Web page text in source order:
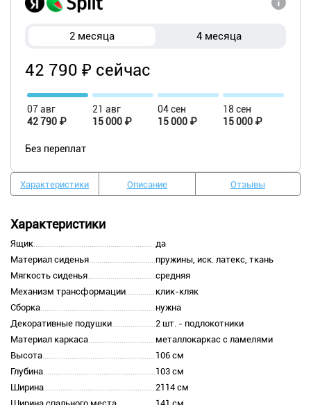
2 месяца 4 месяца
42 790 ₽ сейчас
07 авг
42 790 ₽
21 авг
15 000 ₽
04 сен
15 000 ₽
18 сен
15 000 ₽
Без переплат
Характеристики Описание Отзывы
Характеристики
Ящик
да
Материал сиденья
пружины, иск. латекс, ткань
Мягкость сиденья
средняя
Механизм трансформации
клик-кляк
Сборка
нужна
Декоративные подушки
2 шт. - подлокотники
Материал каркаса
металлокаркас с ламелями
Высота
106 см
Глубина
103 см
Ширина
2114 см